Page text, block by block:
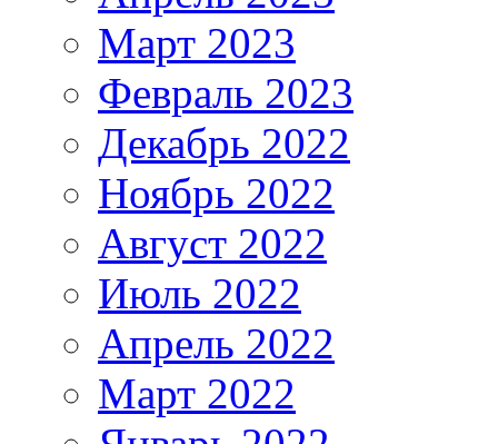
Март 2023
Февраль 2023
Декабрь 2022
Ноябрь 2022
Август 2022
Июль 2022
Апрель 2022
Март 2022